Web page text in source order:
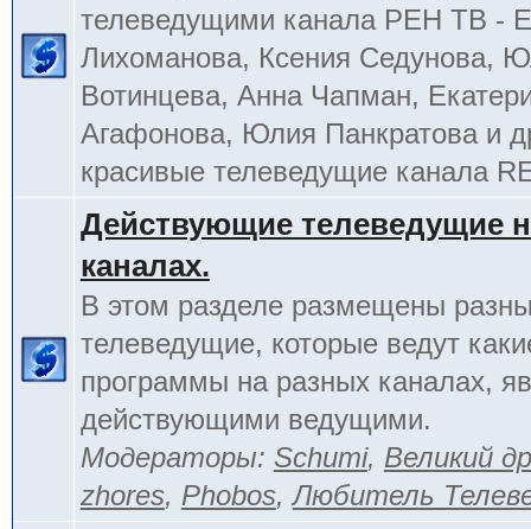
телеведущими канала РЕН ТВ -
Лихоманова, Ксения Седунова,
Вотинцева, Анна Чапман,
Агафонова, Юлия Панкратова и
красивые телеведущие канала
Действующие телеведущие
каналах.
В этом разделе размещены
телеведущие, которые ведут
программы на разных каналах,
действующими ведущими.
Модераторы: Schumi, Великий
zhores, Phobos,Любитель